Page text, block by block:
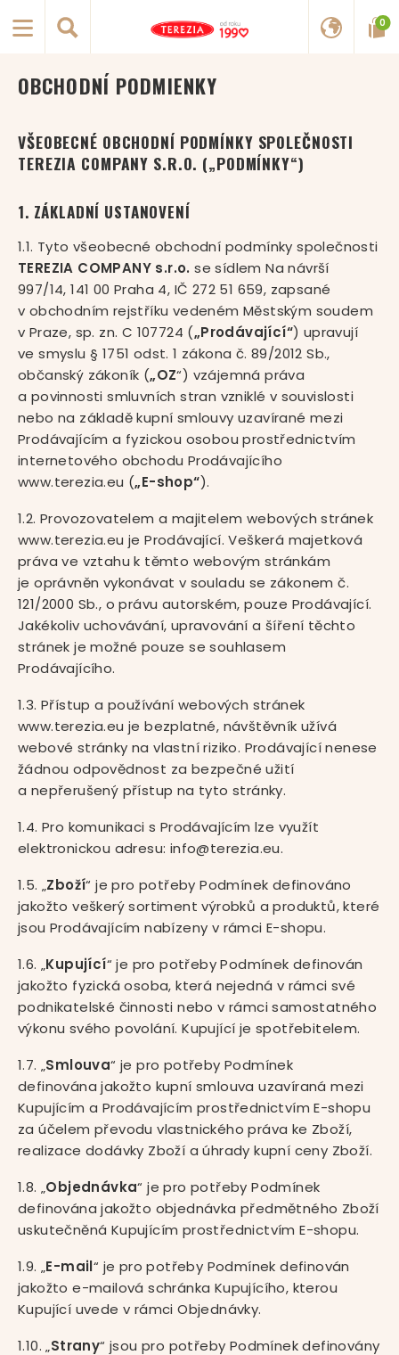
0
OBCHODNÍ PODMIENKY
VŠEOBECNÉ OBCHODNÍ PODMÍNKY SPOLEČNOSTI
TEREZIA COMPANY S.R.O. („PODMÍNKY“)
1. ZÁKLADNÍ USTANOVENÍ
1.1. Tyto všeobecné obchodní podmínky společnosti
TEREZIA COMPANY s.r.o.se sídlem Na návrší
997/14, 141 00 Praha 4, IČ 272 51 659, zapsané
v obchodním rejstříku vedeném Městským soudem
v Praze, sp. zn. C 107724 („Prodávající“) upravují
ve smyslu § 1751 odst. 1 zákona č. 89/2012 Sb.,
občanský zákoník („OZ“) vzájemná práva
a povinnosti smluvních stran vzniklé v souvislosti
nebo na základě kupní smlouvy uzavírané mezi
Prodávajícím a fyzickou osobou prostřednictvím
internetového obchodu Prodávajícího
www.terezia.eu („E-shop“).
1.2. Provozovatelem a majitelem webových stránek
www.terezia.eu je Prodávající. Veškerá majetková
práva ve vztahu k těmto webovým stránkám
je oprávněn vykonávat v souladu se zákonem č.
121/2000 Sb., o právu autorském, pouze Prodávající.
Jakékoliv uchovávání, upravování a šíření těchto
stránek je možné pouze se souhlasem
Prodávajícího.
1.3. Přístup a používání webových stránek
www.terezia.eu je bezplatné, návštěvník užívá
webové stránky na vlastní riziko. Prodávající nenese
žádnou odpovědnost za bezpečné užití
a nepřerušený přístup na tyto stránky.
1.4. Pro komunikaci s Prodávajícím lze využít
elektronickou adresu: info@terezia.eu.
1.5. „Zboží“ je pro potřeby Podmínek definováno
jakožto veškerý sortiment výrobků a produktů, které
jsou Prodávajícím nabízeny v rámci E-shopu.
1.6. „Kupující“ je pro potřeby Podmínek definován
jakožto fyzická osoba, která nejedná v rámci své
podnikatelské činnosti nebo v rámci samostatného
výkonu svého povolání. Kupující je spotřebitelem.
1.7. „Smlouva“ je pro potřeby Podmínek
definována jakožto kupní smlouva uzavíraná mezi
Kupujícím a Prodávajícím prostřednictvím E-shopu
za účelem převodu vlastnického práva ke Zboží,
realizace dodávky Zboží a úhrady kupní ceny Zboží.
1.8. „Objednávka“ je pro potřeby Podmínek
definována jakožto objednávka předmětného Zboží
uskutečněná Kupujícím prostřednictvím E-shopu.
1.9. „E-mail“ je pro potřeby Podmínek definován
jakožto e-mailová schránka Kupujícího, kterou
Kupující uvede v rámci Objednávky.
1.10. „Strany“ jsou pro potřeby Podmínek definovány